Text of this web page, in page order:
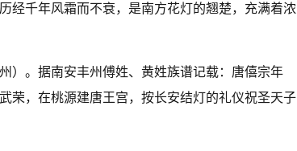
经千年风霜而不衰，是南方花灯的翘楚，充满着浓
）。据南安丰州傅姓、黄姓族谱记载：唐僖宗年
荣，在桃源建唐王宫，按长安结灯的礼仪祝圣天子